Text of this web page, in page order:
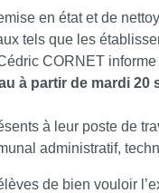
en état et de
tels que les
CORNET
à partir de mardi 20
à leur poste de
administratif,
de bien vouloir